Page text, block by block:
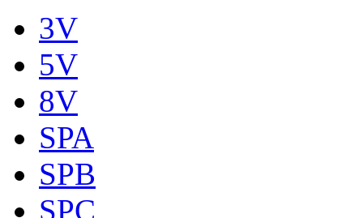
3V
5V
8V
SPA
SPB
SPC